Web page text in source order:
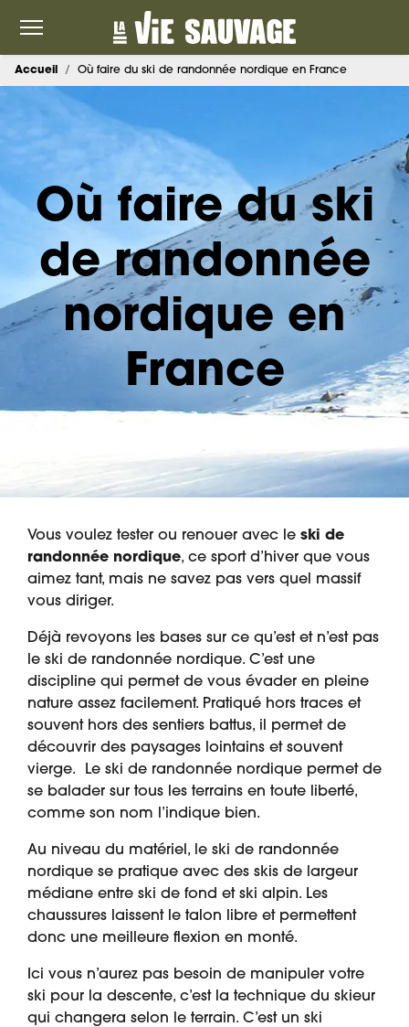
Accueil Où faire du ski de randonnée nordique en France
Où faire du ski
de randonnée
nordique en
France
Vous voulez tester ou renouer avec le ski de
randonnée nordique, ce sport d’hiver que vous
aimez tant, mais ne savez pas vers quel massif
vous diriger.
Déjà revoyons les bases sur ce qu’est et n’est pas
le ski de randonnée nordique. C’est une
discipline qui permet de vous évader en pleine
nature assez facilement. Pratiqué hors traces et
souvent hors des sentiers battus, il permet de
découvrir des paysages lointains et souvent
vierge. Le ski de randonnée nordique permet de
se balader sur tous les terrains en toute liberté,
comme son nom l’indique bien.
Au niveau du matériel, le ski de randonnée
nordique se pratique avec des skis de largeur
médiane entre ski de fond et ski alpin. Les
chaussures laissent le talon libre et permettent
donc une meilleure flexion en monté.
Ici vous n’aurez pas besoin de manipuler votre
ski pour la descente, c’est la technique du skieur
qui changera selon le terrain. C’est un ski